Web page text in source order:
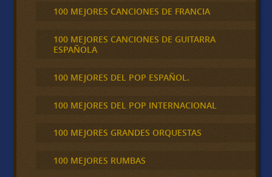
100 MEJORES CANCIONES DE FRANCIA
100 MEJORES CANCIONES DE GUITARRA
ESPAÑOLA
100 MEJORES DEL POP ESPAÑOL.
100 MEJORES DEL POP INTERNACIONAL
100 MEJORES GRANDES ORQUESTAS
100 MEJORES RUMBAS